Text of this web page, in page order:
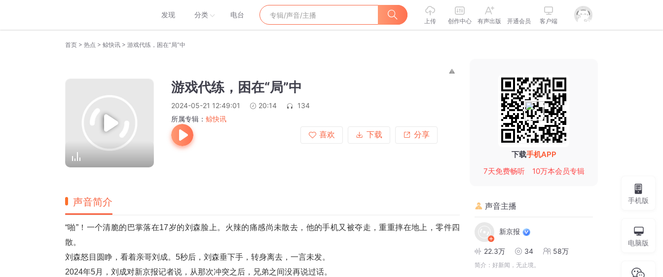
发现 分类 电台
上传 创作中心 有声出版 开通会员 客户端
首页 > 热点 > 鲸快讯 > 游戏代练，困在“局”中
游戏代练，困在“局”中
2024-05-21 12:49:01 20:14
134
所属专辑： 鲸快讯
喜欢
下载 分享
声音简介
“啪”！一个清脆的巴掌落在17岁的刘森脸上。火辣的痛感尚未散去，他的手机又被夺走，重重摔在地上，零件四
散。
刘森怒目圆睁，看着亲哥刘成。5秒后，刘森垂下手，转身离去，一言未发。
2024年5月，刘成对新京报记者说，从那次冲突之后，兄弟之间没再说过话。
下载手机APP
7天免费畅听
10万本会员专辑
声音主播
新京报
22.3万 34 58万
简介： 好新闻，无止境。
手机版
电脑版